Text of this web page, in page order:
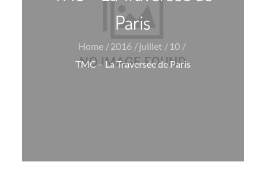
Paris
Home 2016 juillet
10
TMC – La Traversée de Paris